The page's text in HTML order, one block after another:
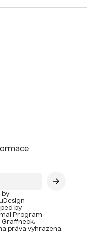
by
by
Program
Graffneck,
práva vyhrazena.